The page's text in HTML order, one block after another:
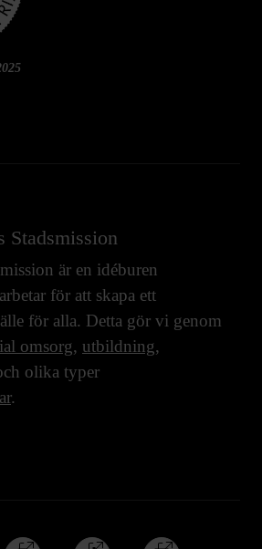
Stadsmission
är en idéburen
för att skapa ett
för alla. Detta gör vi genom
omsorg, utbildning,
olika typer
.